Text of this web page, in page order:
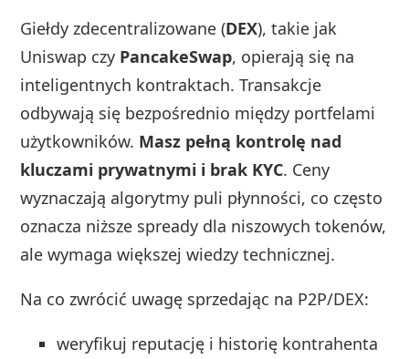
Giełdy zdecentralizowane (DEX), takie jak
Uniswap czy PancakeSwap, opierają się na
inteligentnych kontraktach. Transakcje
odbywają się bezpośrednio między portfelami
użytkowników. Masz pełną kontrolę nad
kluczami prywatnymi i brak KYC. Ceny
wyznaczają algorytmy puli płynności, co często
oznacza niższe spready dla niszowych tokenów,
ale wymaga większej wiedzy technicznej.
Na co zwrócić uwagę sprzedając na P2P/DEX:
weryfikuj reputację i historię kontrahenta